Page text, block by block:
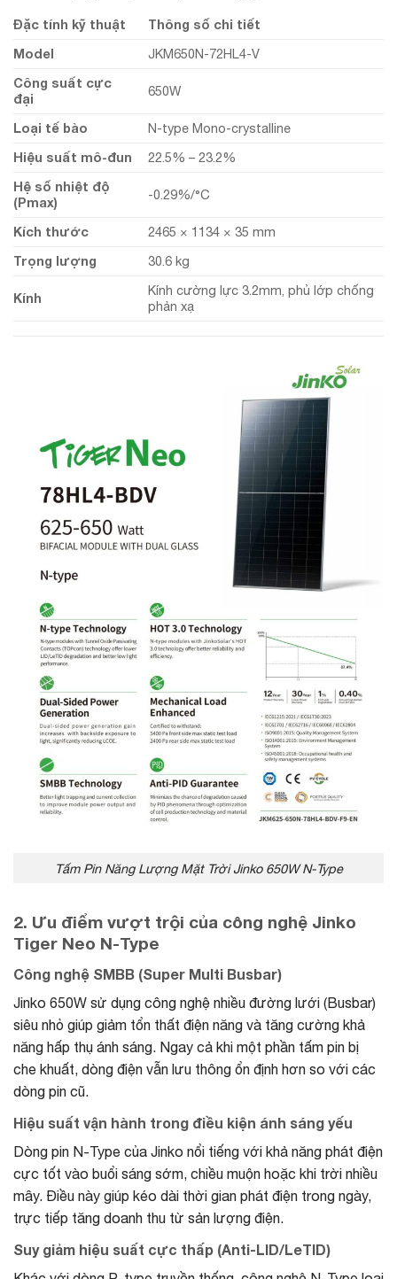
Đặc tính kỹ thuật
Thông số chi tiết
Model
JKM650N-72HL4-V
Công suất cực
đại
650W
Loại tế bào
N-type Mono-crystalline
Hiệu suất mô-đun
22.5% – 23.2%
Hệ số nhiệt độ
(Pmax)
-0.29%/°C
Kích thước
2465 × 1134 × 35 mm
Trọng lượng
30.6 kg
Kính
Kính cường lực 3.2mm, phủ lớp chống
phản xạ
Tấm Pin Năng Lượng Mặt Trời Jinko 650W N-Type
2. Ưu điểm vượt trội của công nghệ Jinko
Tiger Neo N-Type
Công nghệ SMBB (Super Multi Busbar)
Jinko 650W sử dụng công nghệ nhiều đường lưới (Busbar)
siêu nhỏ giúp giảm tổn thất điện năng và tăng cường khả
năng hấp thụ ánh sáng. Ngay cả khi một phần tấm pin bị
che khuất, dòng điện vẫn lưu thông ổn định hơn so với các
dòng pin cũ.
Hiệu suất vận hành trong điều kiện ánh sáng yếu
Dòng pin N-Type của Jinko nổi tiếng với khả năng phát điện
cực tốt vào buổi sáng sớm, chiều muộn hoặc khi trời nhiều
mây. Điều này giúp kéo dài thời gian phát điện trong ngày,
trực tiếp tăng doanh thu từ sản lượng điện.
Suy giảm hiệu suất cực thấp (Anti-LID/LeTID)